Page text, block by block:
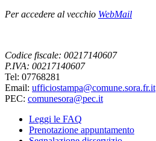
Per accedere al vecchio WebMail
Codice fiscale: 00217140607
P.IVA: 00217140607
Tel: 07768281
Email: ufficiostampa@comune.sora.fr.it
PEC: comunesora@pec.it
Leggi le FAQ
Prenotazione appuntamento